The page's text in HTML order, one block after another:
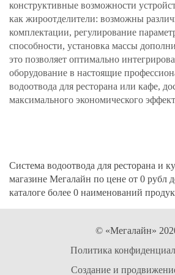
конструктивные возможности
как жироотделители: возможны
комплектации, регулирование
способности, установка массы
это позволяет оптимально
оборудование в настоящие
водоотвода для ресторана или кафе,
максимального экономического
Система водоотвода для ресторана и
магазине Мегалайн по цене от 0 рубл
каталоге более 0 наименований
© «Мегалайн»
Политика
Создание и